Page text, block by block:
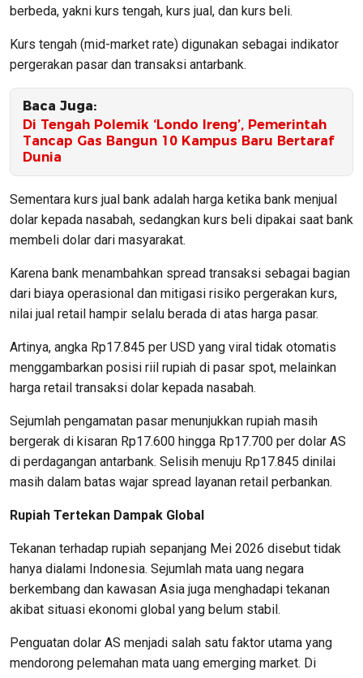
berbeda, yakni kurs tengah, kurs jual, dan kurs beli.
Kurs tengah (mid-market rate) digunakan sebagai indikator
pergerakan pasar dan transaksi antarbank.
Baca Juga:
Di Tengah Polemik ‘Londo Ireng’, Pemerintah
Tancap Gas Bangun 10 Kampus Baru Bertaraf
Dunia
Sementara kurs jual bank adalah harga ketika bank menjual
dolar kepada nasabah, sedangkan kurs beli dipakai saat bank
membeli dolar dari masyarakat.
Karena bank menambahkan spread transaksi sebagai bagian
dari biaya operasional dan mitigasi risiko pergerakan kurs,
nilai jual retail hampir selalu berada di atas harga pasar.
Artinya, angka Rp17.845 per USD yang viral tidak otomatis
menggambarkan posisi riil rupiah di pasar spot, melainkan
harga retail transaksi dolar kepada nasabah.
Sejumlah pengamatan pasar menunjukkan rupiah masih
bergerak di kisaran Rp17.600 hingga Rp17.700 per dolar AS
di perdagangan antarbank. Selisih menuju Rp17.845 dinilai
masih dalam batas wajar spread layanan retail perbankan.
Rupiah Tertekan Dampak Global
Tekanan terhadap rupiah sepanjang Mei 2026 disebut tidak
hanya dialami Indonesia. Sejumlah mata uang negara
berkembang dan kawasan Asia juga menghadapi tekanan
akibat situasi ekonomi global yang belum stabil.
Penguatan dolar AS menjadi salah satu faktor utama yang
mendorong pelemahan mata uang emerging market. Di